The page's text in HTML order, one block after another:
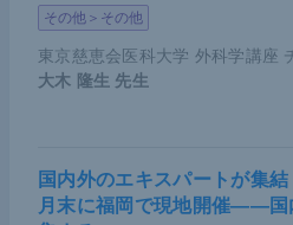
その他＞その他
東京慈恵会医科大学 外科学講座
大木 隆生 先生
国内外のエキスパートが集
月末に福岡で現地開催――国